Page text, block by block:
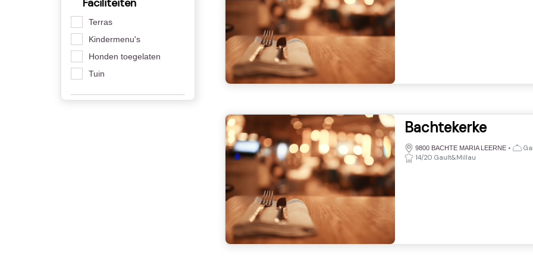
Faciliteiten
Terras
Kindermenu's
Honden toegelaten
Tuin
Bachtekerke
9800 BACHTE MARIA LEERNE •
14/20 Gault&Millau